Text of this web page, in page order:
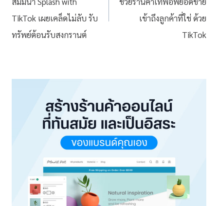
TikTok เผยเคล็ดไม่ลับ รับ
ทรัพย์ต้อนรับสงกรานต์
เข้าถึงลูกค้าที่ใช่ ด้วย
TikTok